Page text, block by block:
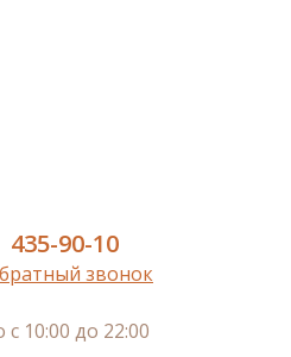
435-90-10
звонок
10:00 до 22:00